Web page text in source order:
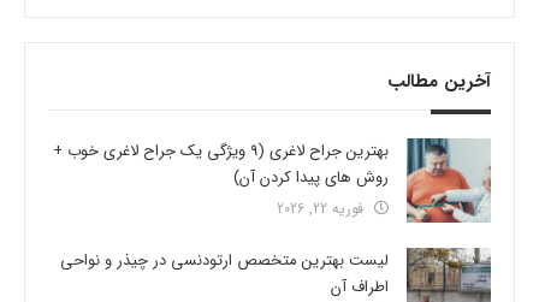
آخرین مطالب
بهترین جراح لاغری (9 ویژگی یک جراح لاغری خوب +
روش های پیدا کردن آن)
فوریه 22, 2026
لیست بهترین متخصص ارتودنسی در چیذر و نواحی
اطراف آن